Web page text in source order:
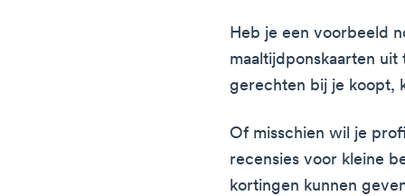
Heb je een voorbeeld
maaltijdponskaarten
gerechten bij je koopt,
Of misschien wil je
recensies voor kleine
kortingen kunnen